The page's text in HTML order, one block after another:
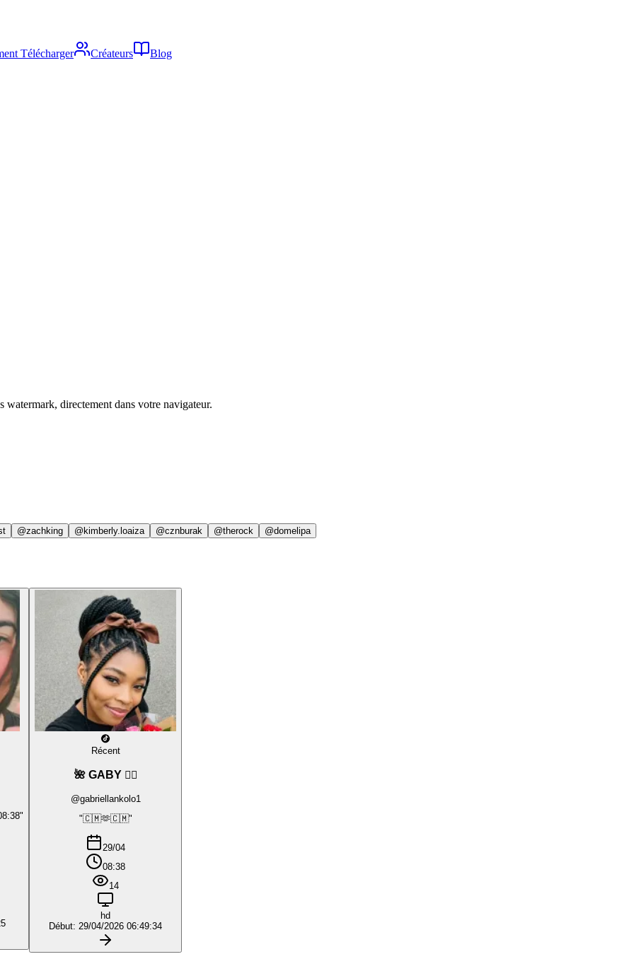
Télécharger Créateurs Blog
watermark, directement dans votre navigateur.
@zachking @kimberly.loaiza @cznburak @therock @domelipa
Récent
🌺 GABY ❤️‍🔥
@gabriellankolo1
"🇨🇲🫶🇨🇲"
29/04
08:38
14
hd
Début: 29/04/2026 06:49:34